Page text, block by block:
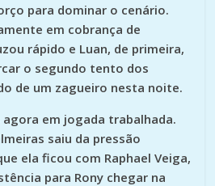
para dominar o cenário.
em cobrança de
rápido e Luan, de primeira,
o segundo tento dos
de um zagueiro nesta noite.
agora em jogada trabalhada.
saiu da pressão
ela ficou com Raphael Veiga,
para Rony chegar na